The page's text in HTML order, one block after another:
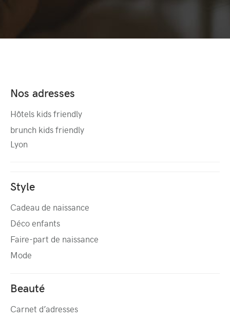
Nos adresses
Hôtels kids friendly
brunch kids friendly
Lyon
Style
Cadeau de naissance
Déco enfants
Faire-part de naissance
Mode
Beauté
Carnet d’adresses